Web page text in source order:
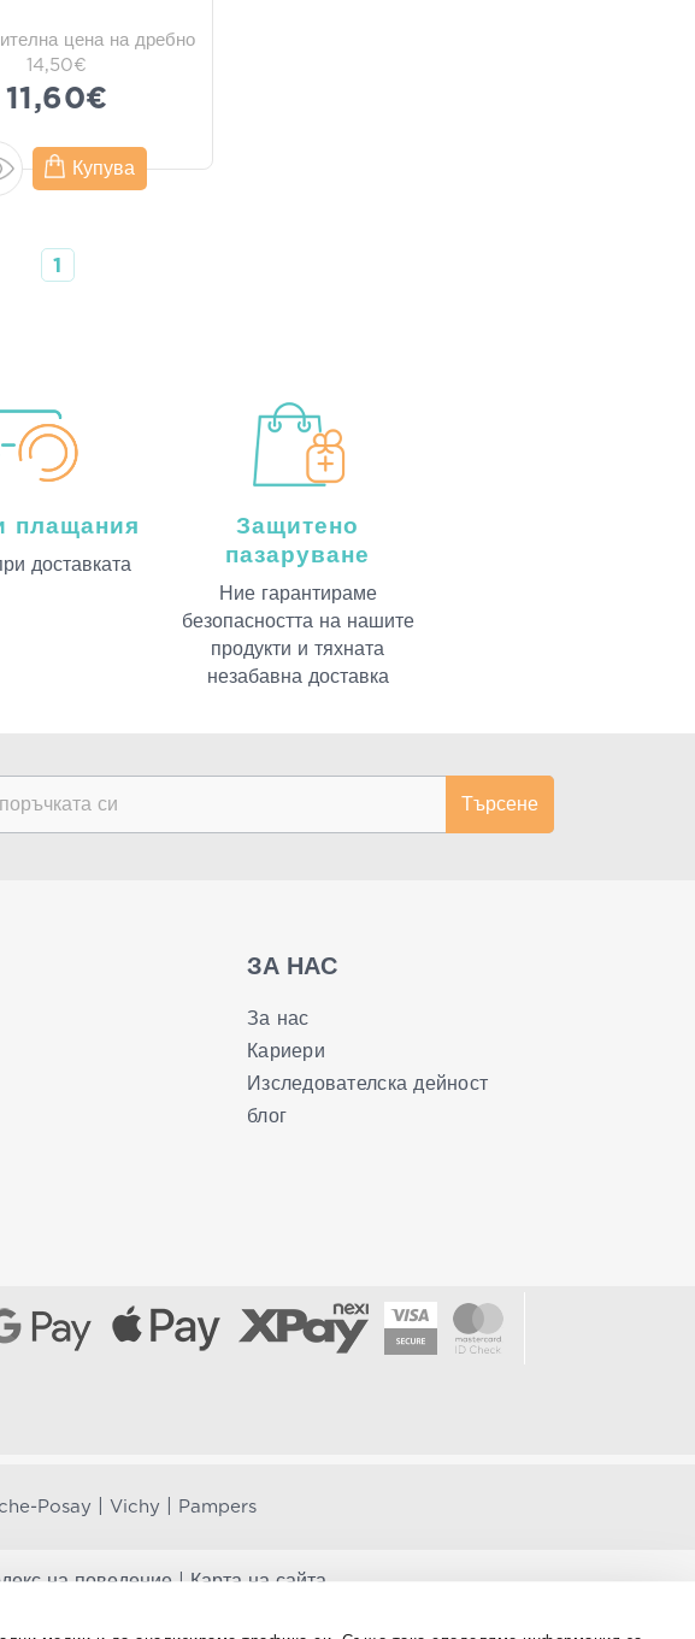
цена на дребно
14,50€
11,60€
Купува
1
плащания
доставката
Защитено
пазаруване
Ние гарантираме
безопасността на нашите
продукти и тяхната
незабавна доставка
Търсене
ЗА НАС
За нас
Кариери
Изследователска дейност
блог
Posay Vichy Pampers
на поведение| Карта на сайта
предназначени за профилактика, лечение или лечение на човешки